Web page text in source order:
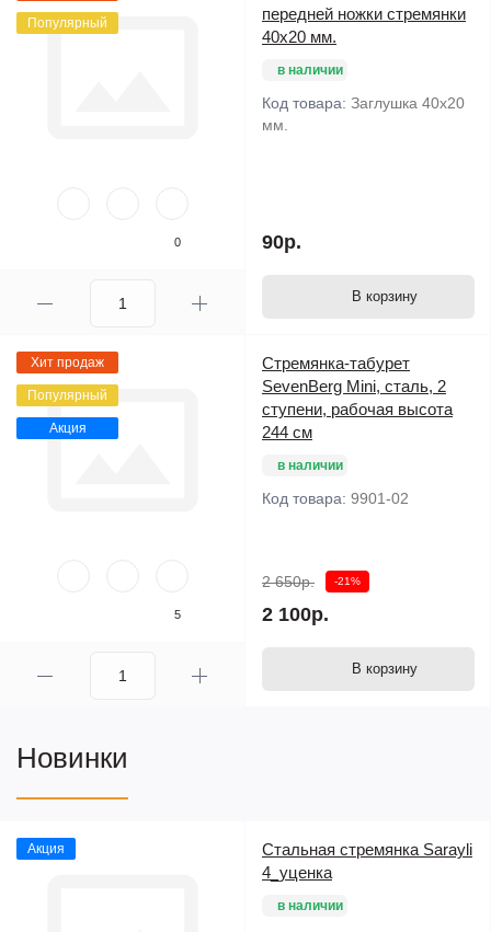
Популярный
0
передней ножки стремянки
40х20 мм.
в наличии
Код товара: Заглушка 40х20
мм.
90р.
В корзину
Хит продаж
Популярный
Акция
5
Стремянка-табурет
SevenBerg Mini, сталь, 2
ступени, рабочая высота
244 см
в наличии
Код товара: 9901-02
2 650р. -21%
2 100р.
В корзину
Новинки
Акция
Стальная стремянка Sarayli
4_уценка
в наличии